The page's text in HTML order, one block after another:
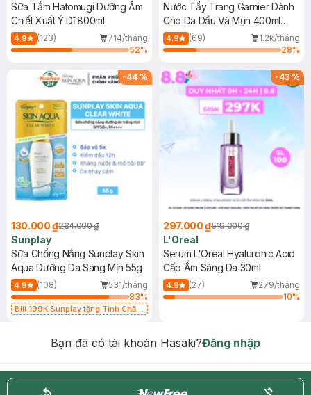
Sữa Tắm Hatomugi Dưỡng Ẩm
Chiết Xuất Ý Dĩ 800ml
4.9 (123)
714/tháng
52%
Nước Tẩy Trang Garnier Dành
Cho Da Dầu Và Mụn 400ml
(Mới)
4.9 (69)
1.2k/tháng
28%
-44 %
130.000 ₫234.000 ₫
Sunplay
Sữa Chống Nắng Sunplay Skin
Aqua Dưỡng Da Sáng Mịn 55g
4.9 (108)
531/tháng
83%
Bill 199K Sunplay tặng Tinh Chất
-43%
297.000 ₫519.000 ₫
L'Oreal
Serum L'Oreal Hyaluronic Acid
Cấp Ẩm Sáng Da 30ml
4.9 (27)
279/tháng
10%
Bạn đã có tài khoản Hasaki?Đăng nhập